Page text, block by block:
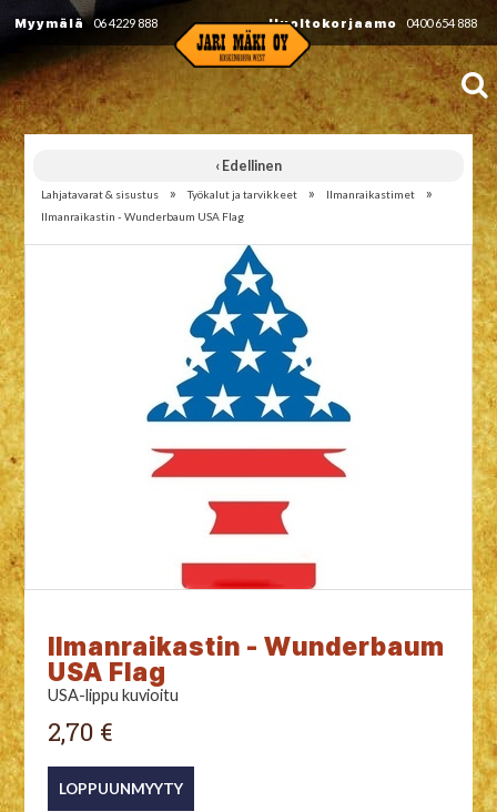
Myymälä 06 4229 888 Huoltokorjaamo 0400 654 888
‹ Edellinen
Lahjatavarat & sisustus » Työkalut ja tarvikkeet » Ilmanraikastimet »
Ilmanraikastin - Wunderbaum USA Flag
Ilmanraikastin - Wunderbaum
USA Flag
USA-lippu kuvioitu
2,70 €